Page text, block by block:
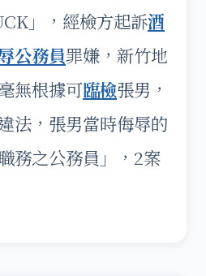
」，經檢方起訴酒
公務員罪嫌，新竹地
無根據可臨檢張男，
法，張男當時侮辱的
務之公務員」，2案